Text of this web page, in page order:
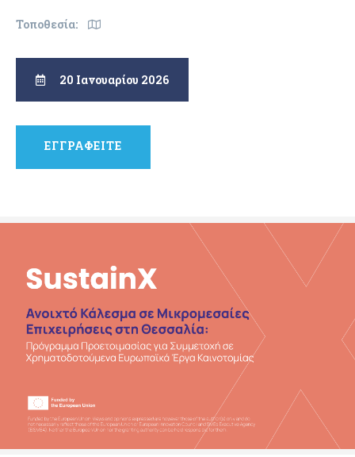
Τοποθεσία:
20 Ιανουαρίου 2026
ΕΓΓΡΑΦΕΙΤΕ